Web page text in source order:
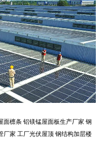
面檩条 铝镁锰屋面板生产厂家 钢
厂家 工厂光伏屋顶 钢结构加层楼